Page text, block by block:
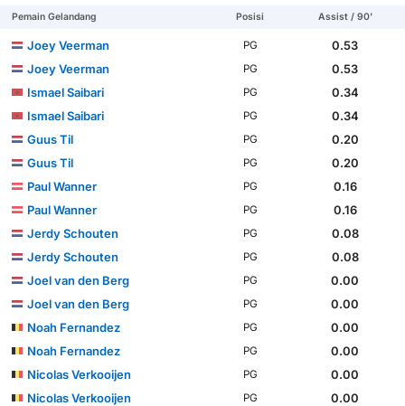
Pemain Gelandang Posisi Assist / 90'
Joey Veerman PG
0.53
Joey Veerman
PG
0.53
Ismael Saibari
PG
0.34
Ismael Saibari
PG
0.34
Guus Til
PG
0.20
Guus Til
PG
0.20
Paul Wanner
PG
0.16
Paul Wanner
PG
0.16
Jerdy Schouten
PG
0.08
Jerdy Schouten
PG
0.08
Joel van den Berg
PG
0.00
Joel van den Berg
PG
0.00
Noah Fernandez
PG
0.00
Noah Fernandez
PG
0.00
Nicolas Verkooijen
PG
0.00
Nicolas Verkooijen
PG
0.00